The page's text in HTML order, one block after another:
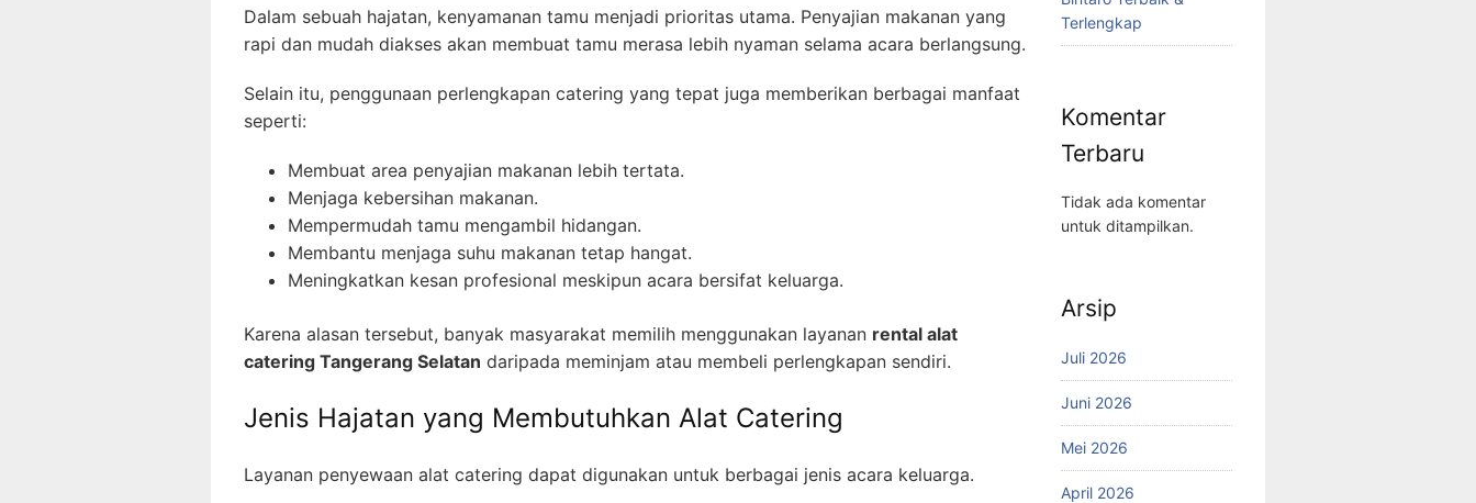
Dalam sebuah hajatan, kenyamanan tamu menjadi prioritas utama. Penyajian makanan yang
rapi dan mudah diakses akan membuat tamu merasa lebih nyaman selama acara berlangsung.
Selain itu, penggunaan perlengkapan catering yang tepat juga memberikan berbagai manfaat
seperti:
Membuat area penyajian makanan lebih tertata.
Menjaga kebersihan makanan.
Mempermudah tamu mengambil hidangan.
Membantu menjaga suhu makanan tetap hangat.
Meningkatkan kesan profesional meskipun acara bersifat keluarga.
Karena alasan tersebut, banyak masyarakat memilih menggunakan layanan rental alat
catering Tangerang Selatan daripada meminjam atau membeli perlengkapan sendiri.
Jenis Hajatan yang Membutuhkan Alat Catering
Layanan penyewaan alat catering dapat digunakan untuk berbagai jenis acara keluarga.
Terlengkap
Komentar
Terbaru
Tidak ada komentar
untuk ditampilkan.
Arsip
Juli 2026
Juni 2026
Mei 2026
April 2026